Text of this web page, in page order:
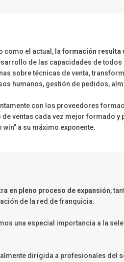
como el actual, la formación resulta
de las capacidades de
sobre técnicas de venta,
humanos, gestión de pedidos,
con los proveedores
de ventas cada vez mejor formado y
a su máximo exponente.
en pleno proceso de expansión,
de la red de franquicia.
una especial importancia a la
dirigida a profesionales del